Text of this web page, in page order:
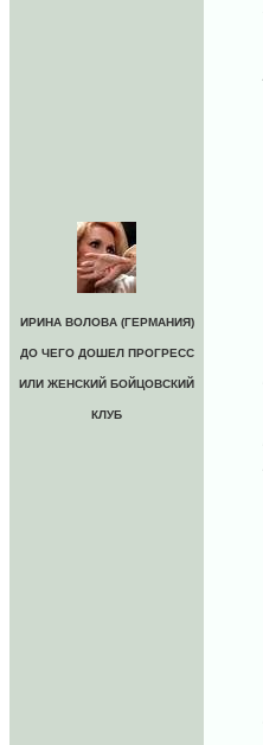
ИРИНА ВОЛОВА (ГЕРМАНИЯ)
ДО ЧЕГО ДОШЕЛ ПРОГРЕСС
ИЛИ ЖЕНСКИЙ БОЙЦОВСКИЙ
КЛУБ